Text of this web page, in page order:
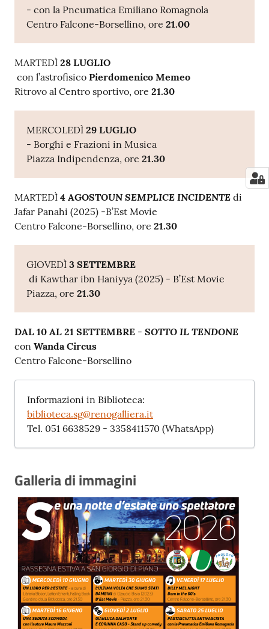
- con la Pneumatica Emiliano Romagnola
Centro Falcone-Borsellino, ore 21.00
MARTEDÌ 28 LUGLIO
con l’astrofisico Pierdomenico Memeo
Ritrovo al Centro sportivo, ore 21.30
MERCOLEDÌ 29 LUGLIO
- Borghi e Frazioni in Musica
Piazza Indipendenza, ore 21.30
MARTEDÌ 4 AGOSTOUN SEMPLICE INCIDENTE di
Jafar Panahi (2025) -B’Est Movie
Centro Falcone-Borsellino, ore 21.30
GIOVEDÌ 3 SETTEMBRE
di Kawthar ibn Haniyya (2025) - B’Est Movie
Piazza, ore 21.30
DAL 10 AL 21 SETTEMBRE - SOTTO IL TENDONE
con Wanda Circus
Centro Falcone-Borsellino
Informazioni in Biblioteca:
biblioteca.sg@renogalliera.it
Tel. 051 6638529 - 3358411570 (WhatsApp)
Galleria di immagini